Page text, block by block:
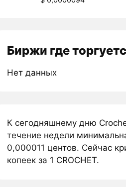
Биржи где
Нет данных
К сегодняшнему дню
течение недели
0,000011 центов. Сейчас
копеек за 1 CROCHET.